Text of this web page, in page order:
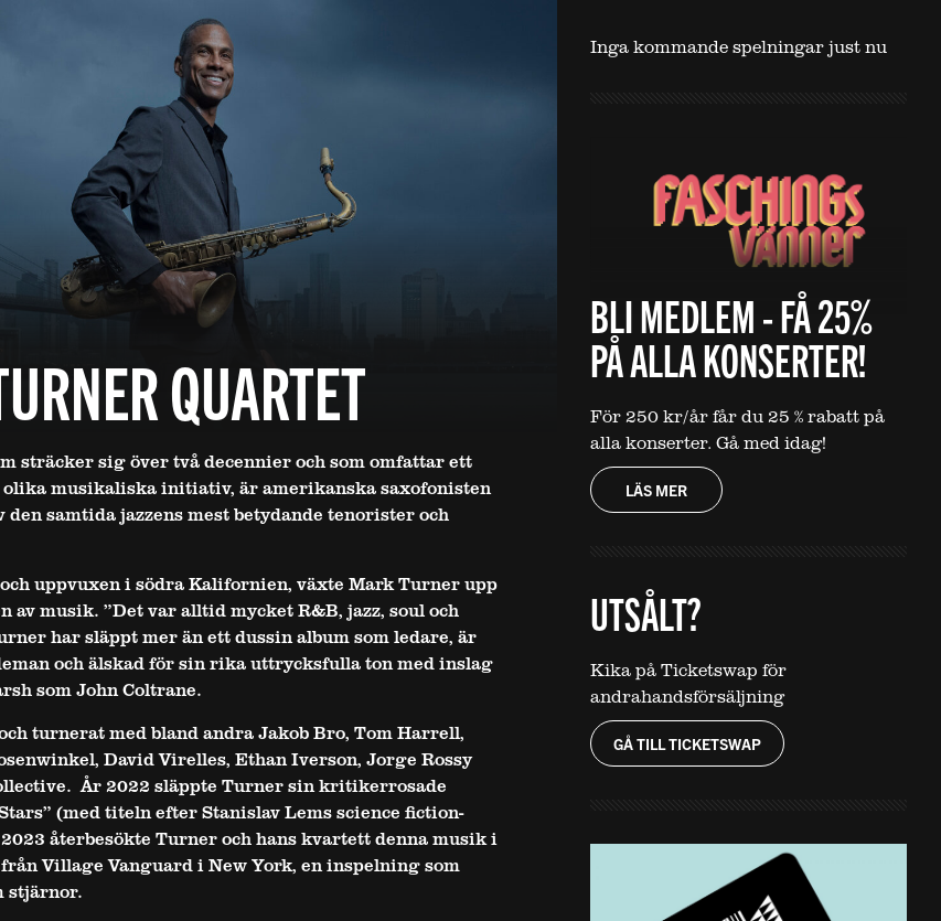
QUARTET
sträcker sig över två decennier och som omfattar ett
musikaliska initiativ, är amerikanska saxofonisten
den samtida jazzens mest betydande tenorister och
uppvuxen i södra Kalifornien, växte Mark Turner upp
av musik. ”Det var alltid mycket R&B, jazz, soul och
har släppt mer än ett dussin album som ledare, är
och älskad för sin rika uttrycksfulla ton med inslag
som John Coltrane.
turnerat med bland andra Jakob Bro, Tom Harrell,
David Virelles, Ethan Iverson, Jorge Rossy
År 2022 släppte Turner sin kritikerrosade
(med titeln efter Stanislav Lems science fiction-
återbesökte Turner och hans kvartett denna musik i
Village Vanguard i New York, en inspelning som
stjärnor.
Inga kommande spelningar just nu
BLI MEDLEM - FÅ 25%
PÅ ALLA KONSERTER!
För 250 kr/år får du 25 % rabatt på
alla konserter. Gå med idag!
LÄS MER
UTSÅLT?
Kika på Ticketswap för
andrahandsförsäljning
GÅ TILL TICKETSWAP